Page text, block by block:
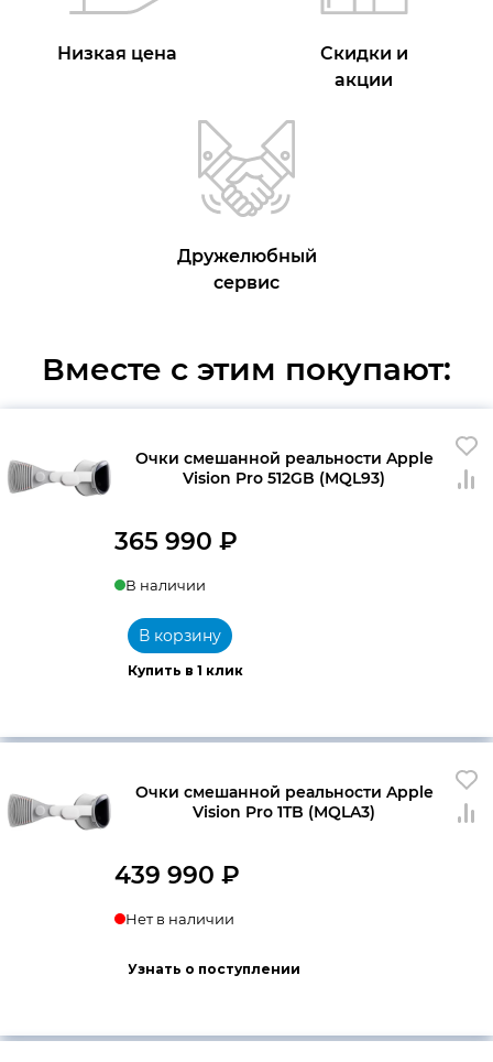
Низкая цена
Скидки и
акции
Дружелюбный
сервис
Вместе с этим покупают:
Очки смешанной реальности Apple
Vision Pro 512GB (MQL93)
365 990 ₽
В наличии
Купить в 1 клик
В корзину
Очки смешанной реальности Apple
Vision Pro 1TB (MQLA3)
439 990 ₽
Нет в наличии
Узнать о поступлении